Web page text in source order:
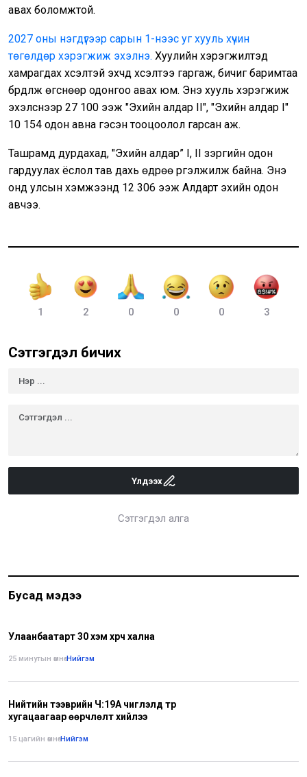
авах боломжтой.
2027 оны нэгдүгээр сарын 1-нээс уг хууль хүчин
төгөлдөр хэрэгжиж эхэлнэ. Хуулийн хэрэгжилтэд
хамрагдах хүсэлтэй эхчүүд хүсэлтээ гаргаж, бичиг баримтаа
бүрдүүлж өгснөөр одонгоо авах юм. Энэ хууль хэрэгжиж
эхэлснээр 27 100 ээж "Эхийн алдар II", "Эхийн алдар I"
10 154 одон авна гэсэн тооцоолол гарсан аж.
Ташрамд дурдахад, "Эхийн алдар” I, II зэргийн одон
гардуулах ёслол тав дахь өдрөө үргэлжилж байна. Энэ
онд улсын хэмжээнд 12 306 ээж Алдарт эхийн одон
авчээ.
1 2 0 0 0 3
Сэтгэгдэл бичих
Үлдээх
Сэтгэгдэл алга
Бусад мэдээ
Улаанбаатарт 30 хэм хүрч хална
25 минутын өмнө•Нийгэм
Нийтийн тээврийн Ч:19А чиглэлд түр
хугацаагаар өөрчлөлт хийлээ
15 цагийн өмнө•Нийгэм